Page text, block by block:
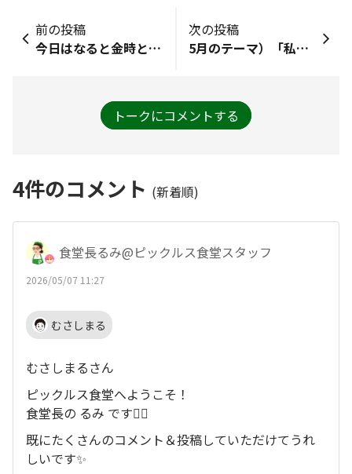
前の投稿
今日はなると金時と胡麻のクッキーを食べました５日は味噌餡の柏餅が食べたいです
次の投稿
5月のテーマ）「私の自慢のお母さん💐」フルタイムで働きながら家事も完璧、憧れであり尊敬していて、目指しても絶対に追いつけない母です✨花とお茶が好きで、花壇にも花瓶にも花を欠かさない母。自分も母になって気が付きました。生花を維持するのは本当に大変ですね💦私にも子供ができ、いつも孫たちを可愛がってくれます。でも「孫は可愛いけど1番可愛いし大切なのは娘のあなただよ」と言ってくれます。いつまでも母の前では娘でいられます。ありがとう🥰
トークにコメントする
4件のコメント (新着順)
食堂長るみ@ピックルス食堂スタッフ
2026/05/07 11:27
むさしまる
むさしまるさん
ピックルス食堂へようこそ！
食堂長の るみ です🙋‍♀️
既にたくさんのコメント＆投稿していただけてうれ
しいです✨